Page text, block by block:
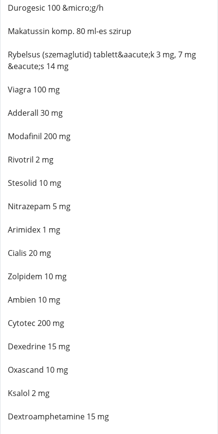
Durogesic 100 &micro;g/h
Makatussin komp. 80 ml-es szirup
Rybelsus (szemaglutid) tablett&aacute;k 3 mg, 7 mg
&eacute;s 14 mg
Viagra 100 mg
Adderall 30 mg
Modafinil 200 mg
Rivotril 2 mg
Stesolid 10 mg
Nitrazepam 5 mg
Arimidex 1 mg
Cialis 20 mg
Zolpidem 10 mg
Ambien 10 mg
Cytotec 200 mg
Dexedrine 15 mg
Oxascand 10 mg
Ksalol 2 mg
Dextroamphetamine 15 mg